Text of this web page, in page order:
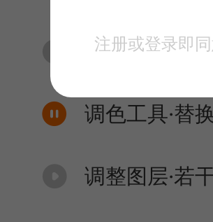
图层样式全解
调色工具·替
调整图层·若
注册或登录即